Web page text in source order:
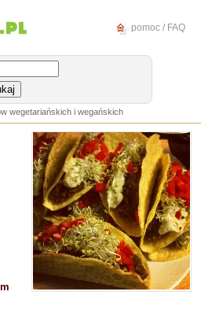
pomoc / FAQ
wegetariańskich i wegańskich